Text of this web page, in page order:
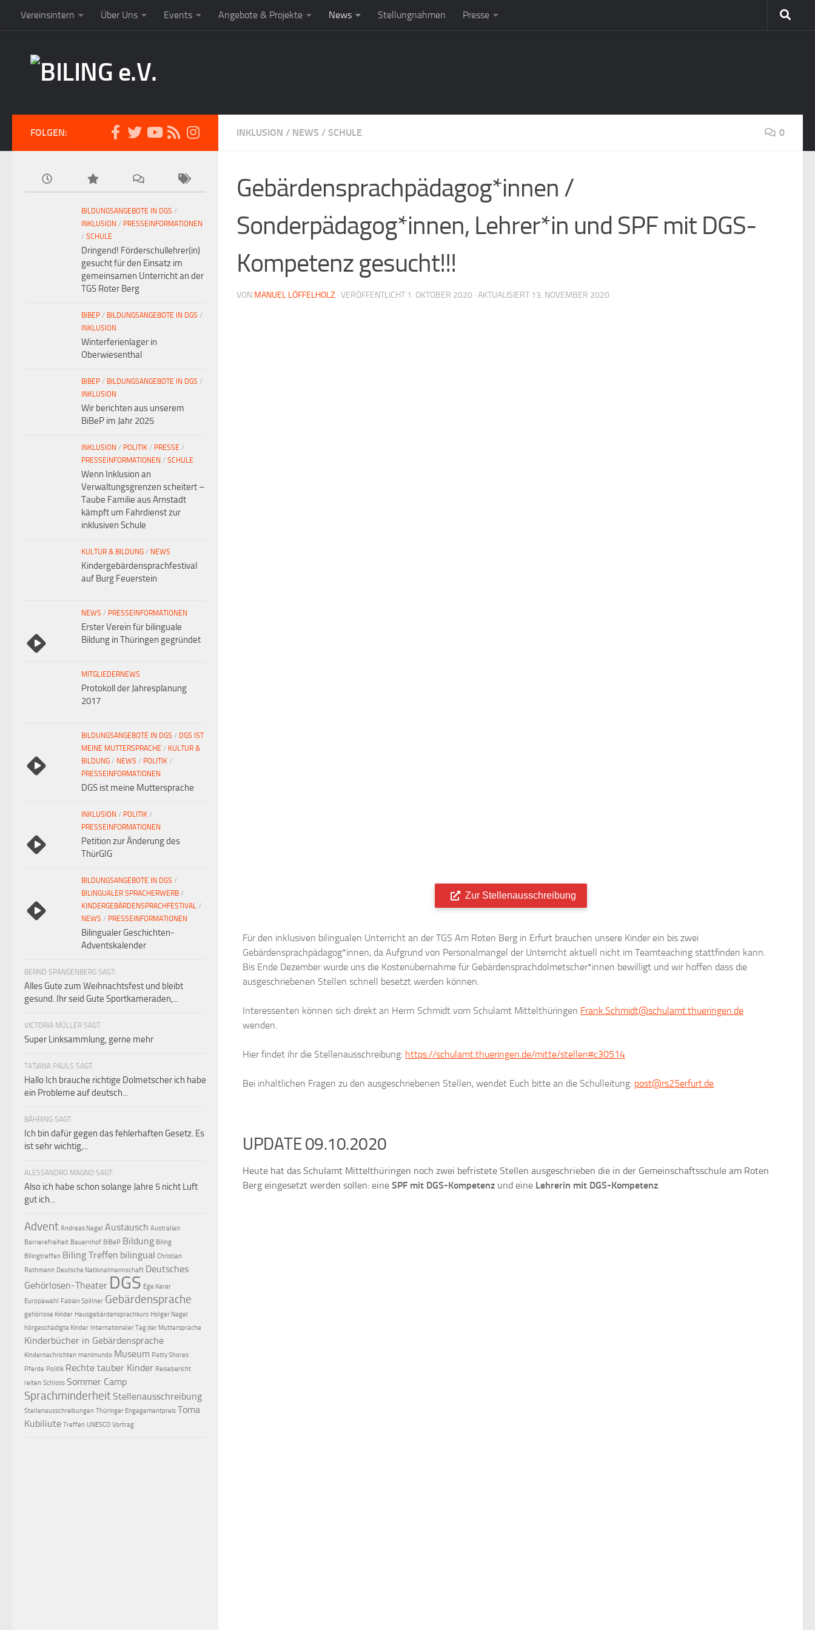
Vereinsintern Über Uns Events Angebote & Projekte News Stellungnahmen Presse
INKLUSION / NEWS / SCHULE 0
Gebärdensprachpädagog*innen /
Sonderpädagog*innen, Lehrer*in und SPF mit DGS-
Kompetenz gesucht!!!
VON MANUEL LÖFFELHOLZ · VERÖFFENTLICHT 1. OKTOBER 2020 · AKTUALISIERT 13. NOVEMBER 2020
Zur Stellenausschreibung
Für den inklusiven bilingualen Unterricht an der TGS Am Roten Berg in Erfurt brauchen unsere Kinder ein bis zwei
Gebärdensprachpädagog*innen, da Aufgrund von Personalmangel der Unterricht aktuell nicht im Teamteaching stattfinden kann.
Bis Ende Dezember wurde uns die Kostenübernahme für Gebärdensprachdolmetscher*innen bewilligt und wir hoffen dass die
ausgeschriebenen Stellen schnell besetzt werden können.
Interessenten können sich direkt an Herrn Schmidt vom Schulamt Mittelthüringen Frank.Schmidt@schulamt.thueringen.de
wenden.
Hier findet ihr die Stellenausschreibung: https://schulamt.thueringen.de/mitte/stellen#c30514
Bei inhaltlichen Fragen zu den ausgeschriebenen Stellen, wendet Euch bitte an die Schulleitung: post@rs25erfurt.de.
UPDATE 09.10.2020
Heute hat das Schulamt Mittelthüringen noch zwei befristete Stellen ausgeschrieben die in der Gemeinschaftsschule am Roten
Berg eingesetzt werden sollen: eine SPF mit DGS-Kompetenz und eine Lehrerin mit DGS-Kompetenz
FOLGEN:
BILDUNGSANGEBOTE IN DGS /
INKLUSION / PRESSEINFORMATIONEN
/ SCHULE
Dringend! Förderschullehrer(in)
gesucht für den Einsatz im
gemeinsamen Unterricht an der
TGS Roter Berg
BIBEP / BILDUNGSANGEBOTE IN DGS /
INKLUSION
Winterferienlager in
Oberwiesenthal
BIBEP / BILDUNGSANGEBOTE IN DGS /
INKLUSION
Wir berichten aus unserem
BiBeP im Jahr 2025
INKLUSION / POLITIK / PRESSE /
PRESSEINFORMATIONEN / SCHULE
Wenn Inklusion an
Verwaltungsgrenzen scheitert –
Taube Familie aus Arnstadt
kämpft um Fahrdienst zur
inklusiven Schule
KULTUR & BILDUNG / NEWS
Kindergebärdensprachfestival
auf Burg Feuerstein
NEWS / PRESSEINFORMATIONEN
Erster Verein für bilinguale
Bildung in Thüringen gegründet
MITGLIEDERNEWS
Protokoll der Jahresplanung
2017
BILDUNGSANGEBOTE IN DGS / DGS IST
MEINE MUTTERSPRACHE / KULTUR &
BILDUNG / NEWS / POLITIK /
PRESSEINFORMATIONEN
DGS ist meine Muttersprache
INKLUSION / POLITIK /
PRESSEINFORMATIONEN
Petition zur Änderung des
ThürGIG
BILDUNGSANGEBOTE IN DGS /
BILINGUALER SPRACHERWERB /
KINDERGEBÄRDENSPRACHFESTIVAL /
NEWS / PRESSEINFORMATIONEN
Bilingualer Geschichten-
Adventskalender
BERND SPANGENBERG SAGT:
Alles Gute zum Weihnachtsfest und bleibt
gesund. Ihr seid Gute Sportkameraden,...
VICTORIA MÜLLER SAGT:
Super Linksammlung, gerne mehr
TATJANA PAULS SAGT:
Hallo Ich brauche richtige Dolmetscher ich habe
ein Probleme auf deutsch...
BÄHRING SAGT:
Ich bin dafür gegen das fehlerhaften Gesetz. Es
ist sehr wichtig,...
ALESSANDRO MAGNO SAGT:
Also ich habe schon solange Jahre 5 nicht Luft
gut ich...
Advent Andreas Nagel Austausch Australian
Barrierefreiheit Bauernhof BiBeP Bildung Biling
Bilingtreffen Biling Treffen bilingual Christian
Rathmann Deutsche Nationalmannschaft Deutsches
Gehörlosen-Theater DGS Ege Karar
Europawahl Fabian Spillner Gebärdensprache
gehörlose Kinder Hausgebärdensprachkurs Holger Nagel
hörgeschädigte Kinder Internationaler Tag der Muttersprache
Kinderbücher in Gebärdensprache
Kindernachrichten manimundo Museum Patty Shores
Pferde Politik Rechte tauber Kinder Reisebericht
reiten Schloss Sommer Camp
Sprachminderheit Stellenausschreibung
Stellenausschreibungen Thüringer Engagementpreis Toma
Kubiliute Treffen UNESCO Vortrag